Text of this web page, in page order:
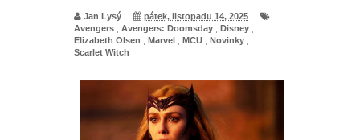
Jan Lysý
pátek, listopadu 14, 2025
Avengers
Avengers: Doomsday Disney
Elizabeth Olsen
Marvel MCU Novinky
Scarlet Witch